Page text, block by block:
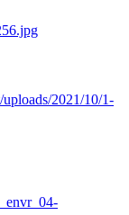
2021/10/1-